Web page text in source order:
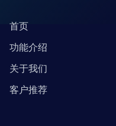
首页
功能介绍
关于我们
客户推荐